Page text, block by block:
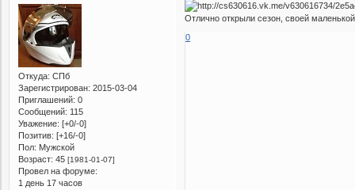
Откуда: СПб
Зарегистрирован: 2015-03-04
Приглашений: 0
Сообщений: 115
Уважение: [+0/-0]
Позитив: [+16/-0]
Пол: Мужской
Возраст: 45 [1981-01-07]
Провел на форуме:
1 день 17 часов
Отлично открыли сезон, своей
0